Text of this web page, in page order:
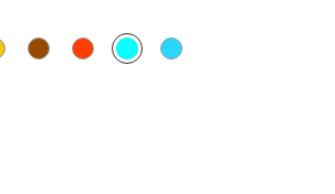
JauneMarronCorailTurquoise
Bleu